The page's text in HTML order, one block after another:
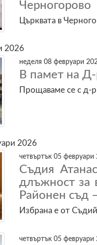
Черногорово
Църквата в
2026
неделя 08 февруари
В памет на Д-
Прощаваме се с д-
2026
четвъртък 05
Съдия
длъжност за
Районен съд
Избрана е от
четвъртък 05